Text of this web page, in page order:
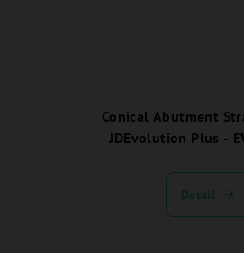
Conical Abutment
JDEvolution Plus -
Detail